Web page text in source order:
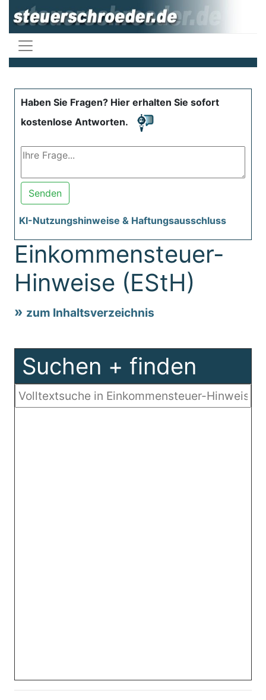
Haben Sie Fragen? Hier erhalten Sie sofort
kostenlose Antworten.
Senden
KI-Nutzungshinweise & Haftungsausschluss
Einkommensteuer-
Hinweise (EStH)
zum Inhaltsverzeichnis
Suchen + finden